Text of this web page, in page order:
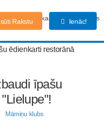
Grūtniecības kalendārs Forums
Rakstu Ienāc!
īpašu
Māmiņu klubs